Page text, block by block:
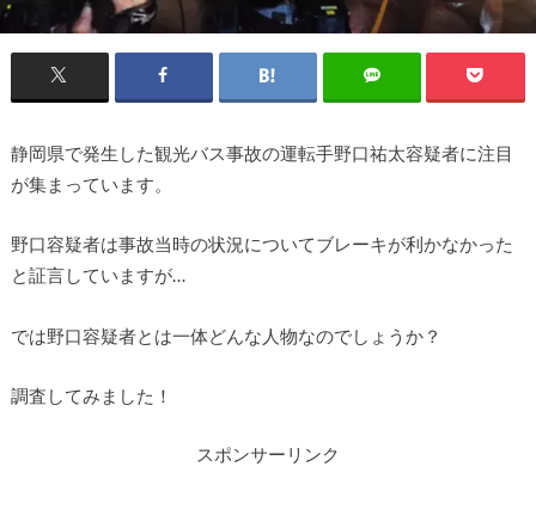
静岡県で発生した観光バス事故の運転手野口祐太容疑者に注目
が集まっています。
野口容疑者は事故当時の状況についてブレーキが利かなかった
と証言していますが…
では野口容疑者とは一体どんな人物なのでしょうか？
調査してみました！
スポンサーリンク